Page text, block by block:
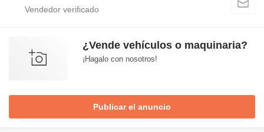
¿Vende vehículos o maquinaria?
¡Hagalo con nosotros!
Publicar el anuncio